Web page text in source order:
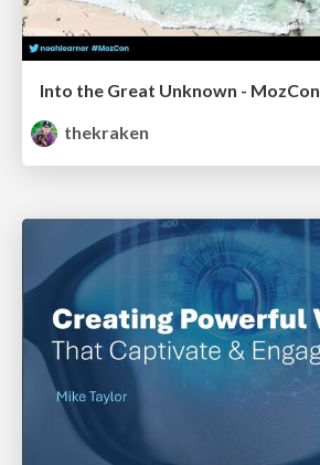
Into the Great Unknown - MozCon
thekraken